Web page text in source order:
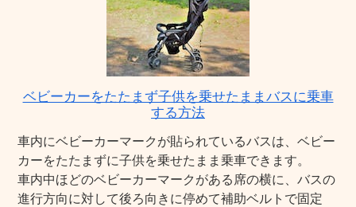
ベビーカーをたたまず子供を乗せたままバスに乗車
する方法
車内にベビーカーマークが貼られているバスは、ベビー
カーをたたまずに子供を乗せたまま乗車できます。
車内中ほどのベビーカーマークがある席の横に、バスの
進行方向に対して後ろ向きに停めて補助ベルトで固定